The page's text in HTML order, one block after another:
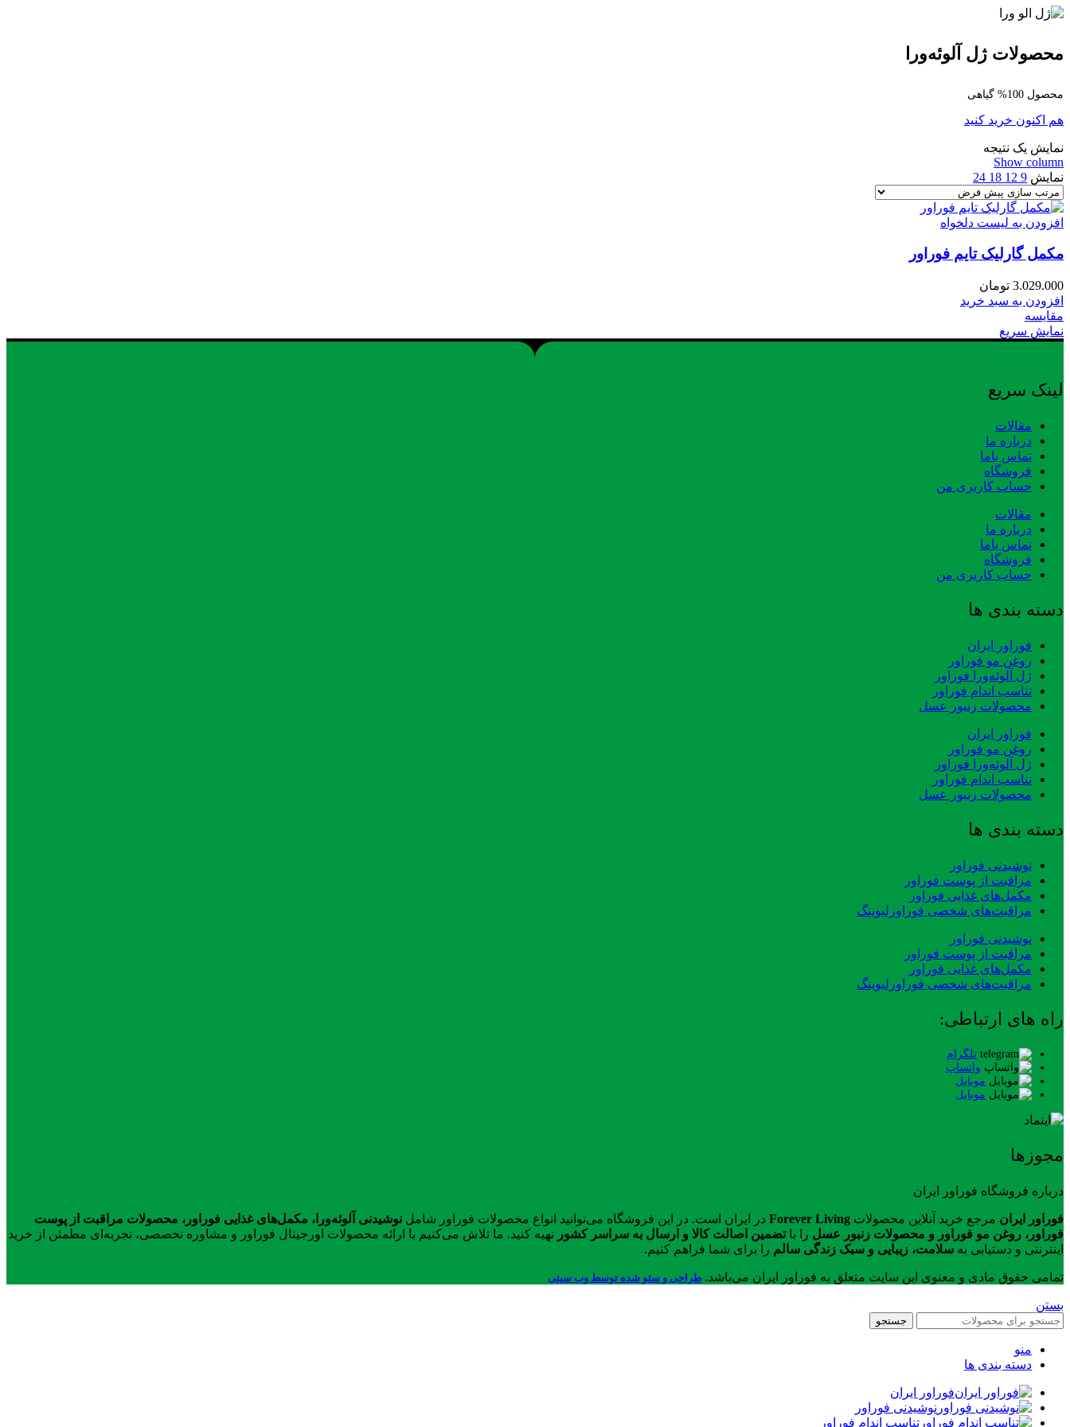
محصولات ژل آلوئه‌ورا
محصول 100% گیاهی
هم اکنون خرید کنید
نمایش یک نتیجه
Show column
نمایش 9
12
18
24
افزودن به لیست دلخواه
مکمل گارلیک تایم فوراور
3.029.000 تومان
افزودن به سبد خرید
مقایسه
نمایش سریع
لینک سریع
مقالات
درباره ما
تماس باما
فروشگاه
حساب کاربری من
مقالات
درباره ما
تماس باما
فروشگاه
حساب کاربری من
دسته بندی ها
فوراور ایران
روغن مو فوراور
ژل آلوئه‌ورا فوراور
تناسب اندام فوراور
محصولات زنبور عسل
فوراور ایران
روغن مو فوراور
ژل آلوئه‌ورا فوراور
تناسب اندام فوراور
محصولات زنبور عسل
دسته بندی ها
نوشیدنی فوراور
مراقبت از پوست فوراور
مکمل‌های غذایی فوراور
مراقبت‌های شخصی فوراورلیوینگ
نوشیدنی فوراور
مراقبت از پوست فوراور
مکمل‌های غذایی فوراور
مراقبت‌های شخصی فوراورلیوینگ
راه های ارتباطی:
تلگرام
واتساپ
موبایل
موبایل
مجوزها
درباره فروشگاه فوراور ایران
فوراور ایران مرجع خرید آنلاین محصولات Forever Living در ایران است. در این فروشگاه می‌توانید انواع محصولات فوراور شامل نوشیدنی آلوئه‌ورا، مکمل‌های غذایی فوراور، محصولات مراقبت از پوست
فوراور، روغن مو فوراور و محصولات زنبور عسل را باتضمین اصالت کالا و ارسال به سراسر کشور تهیه کنید. ما تلاش می‌کنیم با ارائه محصولات اورجینال فوراور و مشاوره تخصصی، تجربه‌ای مطمئن از خرید
اینترنتی و دستیابی به سلامت، زیبایی و سبک زندگی سالم را برای شما فراهم کنیم.
تمامی حقوق مادی و معنوی این سایت متعلق به فوراور ایران می‌باشد. طراحی و سئو شده توسط وب سیتی
بستن
جستجو
منو
دسته بندی ها
فوراور ایران
نوشیدنی فوراور
تناسب اندام فوراور